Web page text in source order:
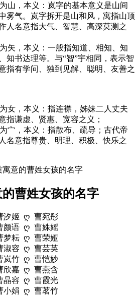
山，本义：岚字的基本意义是山间
雾气。岚字拆开是山和风，寓指山顶
人名意指大气、智慧、高深莫测之
矢，本义：一般指知道、相知、知
知书达理等。与“智”宇相同，表示智
指有学问、独到见解、聪明、友善之
女，本义：指连襟，姊妹二人丈夫
指谦虚、贤惠、宽容之义；
宀，本义：指散布、疏导；古代帝
名意指尊贵、明理、积极、快乐之
曹姓女孩的名字
姬 ღ 曹宛彤
语 ღ 曹姝媱
耘 ღ 曹荣娅
容 ღ 曹芸英
竹 ღ 曹恺妙
嘉 ღ 曹燕含
容 ღ 曹霞光
娟 ღ 曹茗竹